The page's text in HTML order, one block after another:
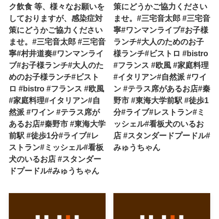
ク飲食 等、様々なお願いを
しておりますが、感染症対
策にどうかご協力ください
ませ。#三宅音太郎 #三宅音
寧#村井道奏#ワンマンライ
ブ#お子様ランチ#大人のた
めのお子様ランチ#ビスト
ロ #bistro #フランス #欧風
#家庭料理#イタリアン#自
然派 #ワイン #テラス席が
あるお店#秦野市 #東海大学
前駅 #徒歩1分#ライブ#レ
ストラン#ミッシェル#看板
犬のいるお店 #スタンダー
ドプードル#みゅうちゃん
策にどうかご協力ください
ませ。#三宅音太郎 #三宅音
寧#ワンマンライブ#お子様
ランチ#大人のためのお子
様ランチ#ビストロ #bistro
#フランス #欧風 #家庭料理
#イタリアン#自然派 #ワイ
ン #テラス席があるお店#秦
野市 #東海大学前駅 #徒歩1
分#ライブ#レストラン#ミ
ッシェル#看板犬のいるお
店 #スタンダードプードル#
みゅうちゃん